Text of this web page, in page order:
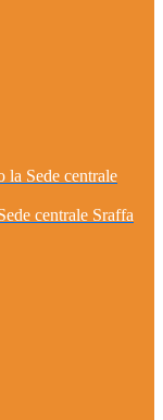
la Sede centrale
centrale Sraffa